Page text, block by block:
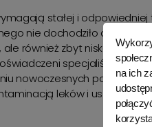
na ich
stałej i
nie dochodziło do
ale również zbyt niska
specjaliści
nowoczesnych pojazdów
leków i